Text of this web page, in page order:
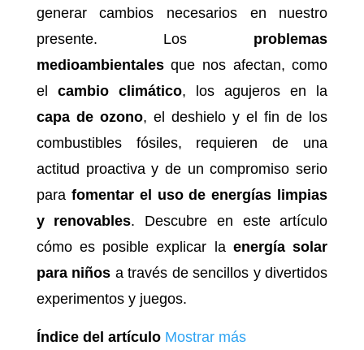
generar cambios necesarios en nuestro
presente. Los problemas
medioambientalesque nos afectan, como
el cambio climático, los agujeros en la
capa de ozono, el deshielo y el fin de los
combustibles fósiles, requieren de una
actitud proactiva y de un compromiso serio
para fomentar el uso de energías limpias
y renovables. Descubre en este artículo
cómo es posible explicar laenergía solar
para niños a través de sencillos y divertidos
experimentos y juegos.
Índice del artículo Mostrar más